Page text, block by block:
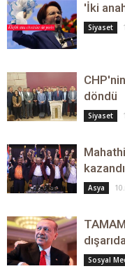
'İki
Siyaset
döndü
Siyaset
kazandı
Asya
Sosyal